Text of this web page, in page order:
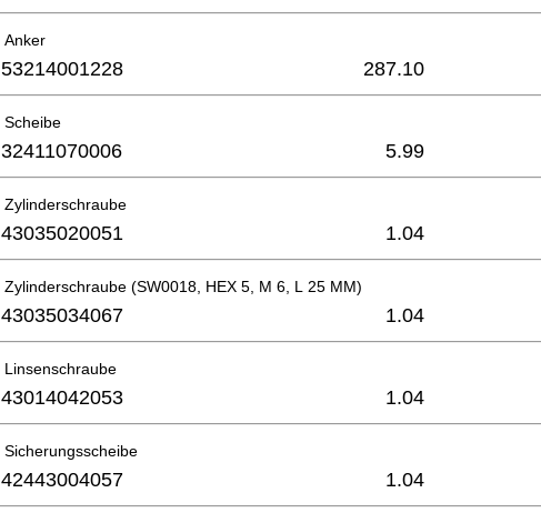
Anker
53214001228 287.10
Scheibe
32411070006 5.99
Zylinderschraube
43035020051 1.04
Zylinderschraube (SW0018, HEX 5, M 6, L 25 MM)
43035034067 1.04
Linsenschraube
43014042053 1.04
Sicherungsscheibe
42443004057 1.04